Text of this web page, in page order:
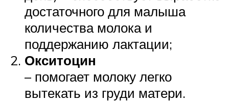
достаточного для малыша
количества молока и
поддержанию лактации;
Окситоцин
– помогает молоку легко
вытекать из груди матери.